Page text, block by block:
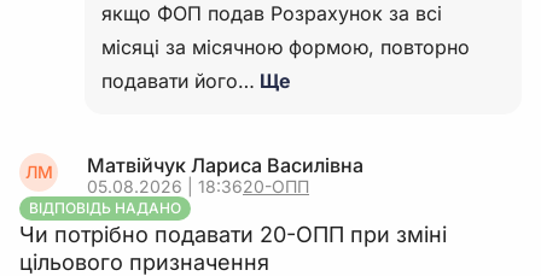
якщо ФОП подав Розрахунок за всі
місяці за місячною формою, повторно
подавати його… Ще
ЛМ Матвійчук Лариса Василівна
05.08.2026 | 18:3620-ОПП
ВІДПОВІДЬ НАДАНО
Чи потрібно подавати 20-ОПП при зміні
цільового призначення